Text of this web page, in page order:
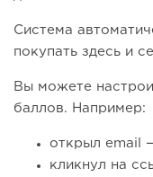
Система
покупать здесь и
Вы можете
баллов. Например:
открыл email
кликнул на